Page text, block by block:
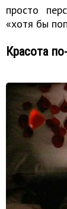
просто
«хотя бы
Красота